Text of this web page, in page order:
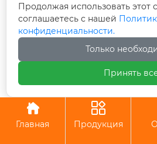
прозрачность движения
Часто задаваемые
Как отличить бесшовную
Визуально бесшовную трубу
возможно. Посмотрите на
бесшовной структуры зерна
по всему периметру. У

Главная

Продукция
Продолжая использовать этот
соглашаетесь с нашей
конфиденциальности.
Только
Принять